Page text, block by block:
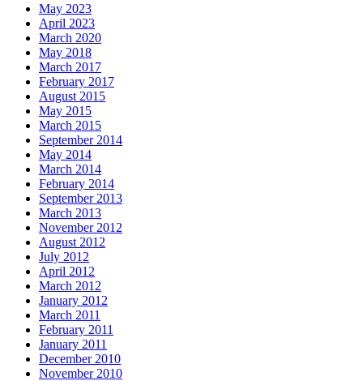
May 2023
April 2023
March 2020
May 2018
March 2017
February 2017
August 2015
May 2015
March 2015
September 2014
May 2014
March 2014
February 2014
September 2013
March 2013
November 2012
August 2012
July 2012
April 2012
March 2012
January 2012
March 2011
February 2011
January 2011
December 2010
November 2010